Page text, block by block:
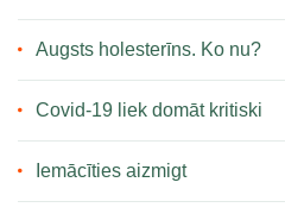
Augsts holesterīns. Ko nu?
Covid-19 liek domāt kritiski
Iemācīties aizmigt